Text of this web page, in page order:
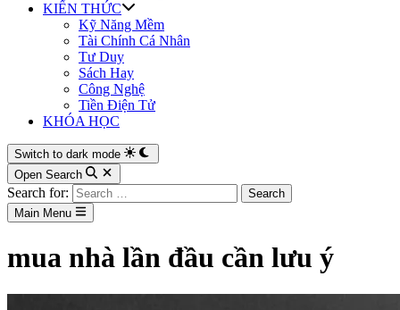
KIẾN THỨC
Kỹ Năng Mềm
Tài Chính Cá Nhân
Tư Duy
Sách Hay
Công Nghệ
Tiền Điện Tử
KHÓA HỌC
Switch to dark mode
Open Search
Search for:
Main Menu
mua nhà lần đầu cần lưu ý